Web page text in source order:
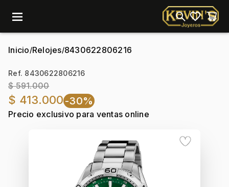
menu
Inicio/Relojes/8430622806216
Ref. 8430622806216
$ 591.000
$ 413.000-30%
Precio exclusivo para ventas online